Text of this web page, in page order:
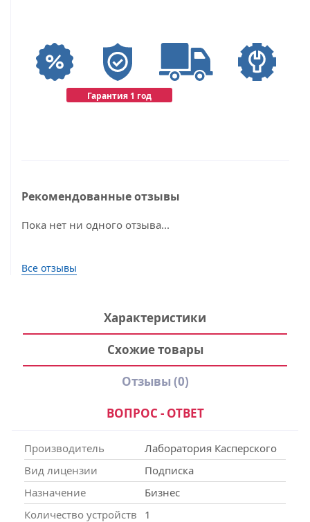
Гарантия 1 год
Рекомендованные отзывы
Пока нет ни одного отзыва...
Все отзывы
Характеристики
Схожие товары
Отзывы (0)
ВОПРОС - ОТВЕТ
Производитель
Лаборатория Касперского
Вид лицензии
Подписка
Назначение
Бизнес
Количество устройств
1